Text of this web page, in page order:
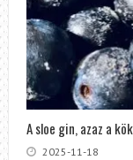
A sloe gin, azaz a
2025-11-18